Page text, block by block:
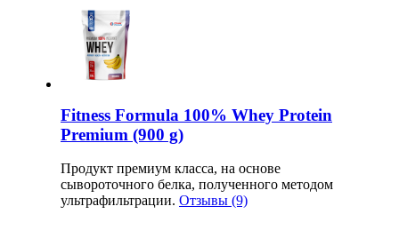
Fitness Formula 100% Whey Protein
Premium (900 g)
Продукт премиум класса, на основе
сывороточного белка, полученного методом
ультрафильтрации. Отзывы (9)